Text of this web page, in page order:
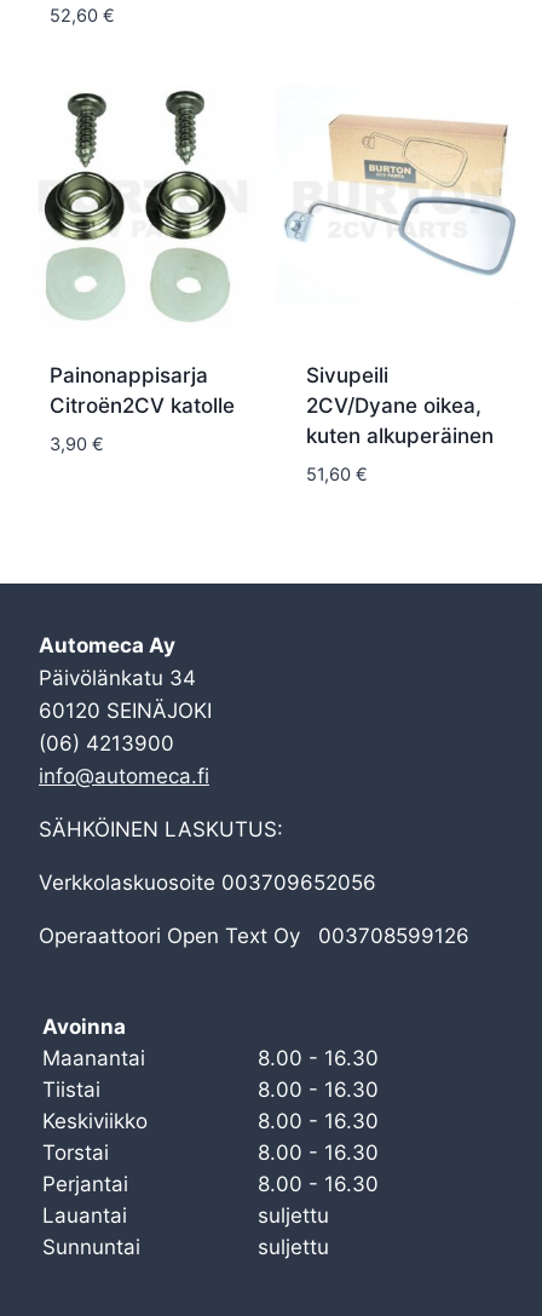
52,60 €
Painonappisarja
Citroën2CV katolle
3,90 €
Sivupeili
2CV/Dyane oikea,
kuten alkuperäinen
51,60 €
Automeca Ay
Päivölänkatu 34
60120 SEINÄJOKI
(06) 4213900
info@automeca.fi
SÄHKÖINEN LASKUTUS:
Verkkolaskuosoite 003709652056
Operaattoori Open Text Oy 003708599126
Avoinna
Maanantai
8.00 - 16.30
Tiistai
8.00 - 16.30
Keskiviikko
8.00 - 16.30
Torstai
8.00 - 16.30
Perjantai
8.00 - 16.30
Lauantai
suljettu
Sunnuntai
suljettu